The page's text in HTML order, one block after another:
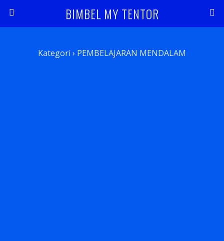
BIMBEL MY TENTOR
Kategori › PEMBELAJARAN MENDALAM